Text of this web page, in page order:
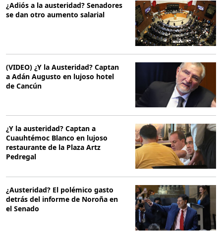
¿Adiós a la austeridad? Senadores
se dan otro aumento salarial
(VIDEO) ¿Y la Austeridad? Captan
a Adán Augusto en lujoso hotel
de Cancún
¿Y la austeridad? Captan a
Cuauhtémoc Blanco en lujoso
restaurante de la Plaza Artz
Pedregal
¿Austeridad? El polémico gasto
detrás del informe de Noroña en
el Senado